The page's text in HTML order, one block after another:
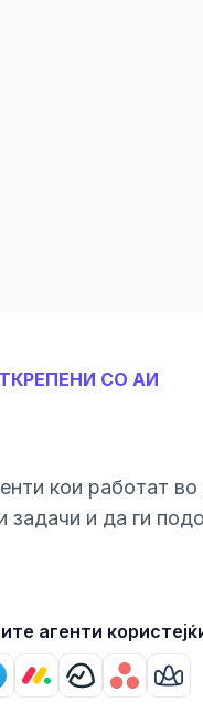
СО АИ
кои работат во
задачи и да ги
агенти